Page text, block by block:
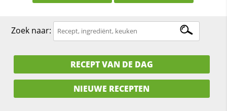
Zoek naar:
RECEPT VAN DE DAG
NIEUWE RECEPTEN